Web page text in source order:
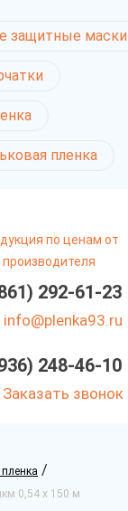
защитные маски
пленка
по ценам от
производителя
292-61-23
info@plenka93.ru
248-46-10
Заказать звонок
/
0,54 х 150 м